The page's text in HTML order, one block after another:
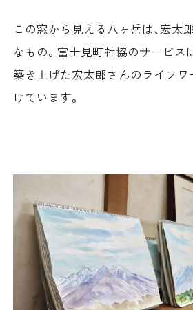
この窓から見える八ヶ岳は、宏太
なもの。富士見町社協のサービス
築き上げた宏太郎さんのライフ
けています。